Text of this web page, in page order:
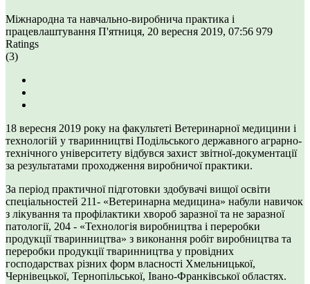
Міжнародна та навчально-виробнича практика і
працевлаштування П'ятниця, 20 вересня 2019, 07:56 979
Ratings
(3)
18 вересня 2019 року на факультеті Ветеринарної медицини і
технологій у тваринництві Подільського державного аграрно-
технічного університету відбувся захист звітної-документації
за результатами проходження виробничої практики.
За період практичної підготовки здобувачі вищої освіти
спеціальностей 211- «Ветеринарна медицина» набули навичок
з лікування та профілактики хвороб заразної та не заразної
патології, 204 - «Технологія виробництва і переробки
продукції тваринництва» з виконання робіт виробництва та
переробки продукції тваринництва у провідних
господарствах різних форм власності Хмельницької,
Чернівецької, Тернопільської, Івано-Франківської областях.